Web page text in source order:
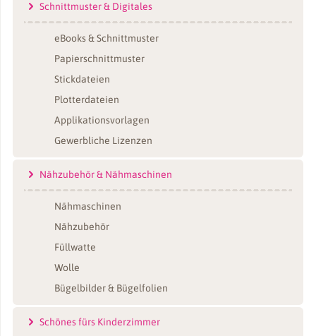
Schnittmuster & Digitales
eBooks & Schnittmuster
Papierschnittmuster
Stickdateien
Plotterdateien
Applikationsvorlagen
Gewerbliche Lizenzen
Nähzubehör & Nähmaschinen
Nähmaschinen
Nähzubehör
Füllwatte
Wolle
Bügelbilder & Bügelfolien
Schönes fürs Kinderzimmer